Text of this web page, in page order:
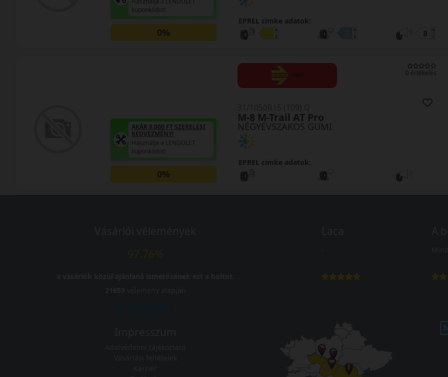
EPREL cimke adatok:
kuponkódot!
0%
0 értékelés
NÉGYÉVSZAKOS GUMI
M-8 M-Trail AT Pro
EPREL cimke adatok:
AKÁR 8.000 FT SZERELÉSI
KEDVEZMÉNY!
Használja a LENDÜLET
kuponkódot!
0%